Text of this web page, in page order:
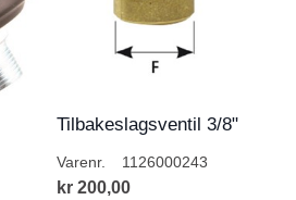
Tilbakeslagsventil 3/8"
Varenr. 1126000243
kr 200,00